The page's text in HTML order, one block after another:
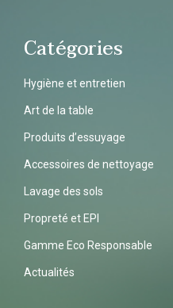
Catégories
Hygiène et entretien
Art de la table
Produits d’essuyage
Accessoires de nettoyage
Lavage des sols
Propreté et EPI
Gamme Eco Responsable
Actualités